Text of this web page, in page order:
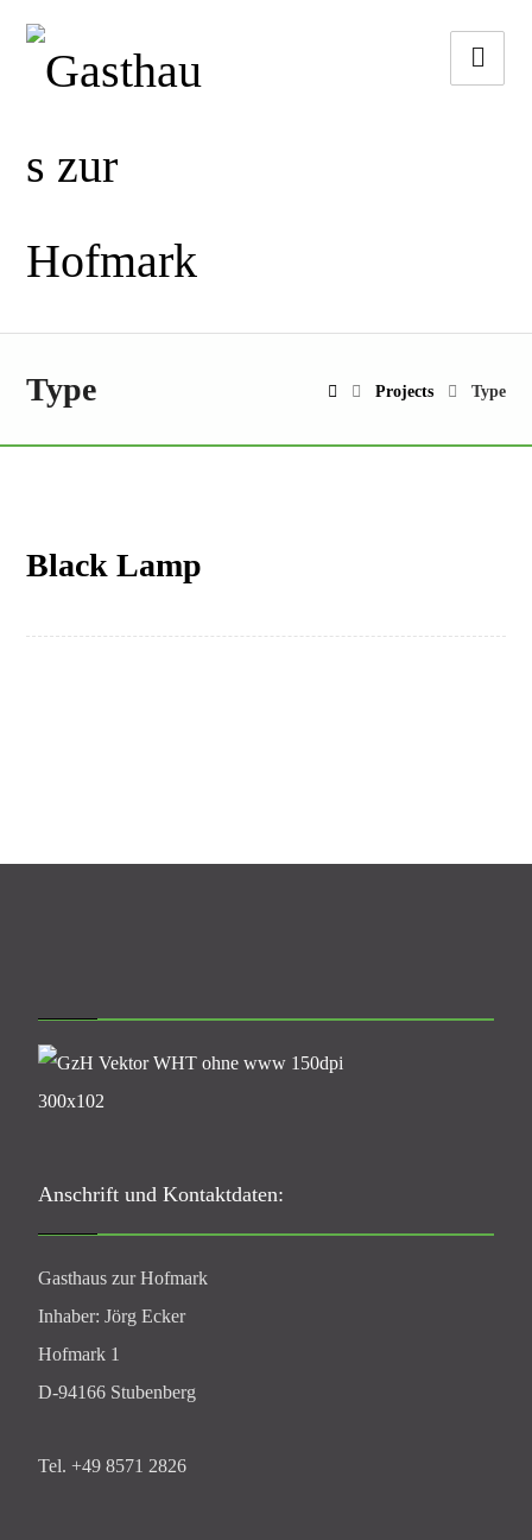
Type Projects Type
Black Lamp
Anschrift und Kontaktdaten:
Gasthaus zur Hofmark
Inhaber: Jörg Ecker
Hofmark 1
D-94166 Stubenberg
Tel. +49 8571 2826